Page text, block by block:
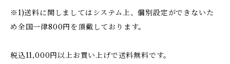
※1)送料に関しましてはシステム上、個別設定ができないた
め全国一律800円を頂戴しております。
税込11,000円以上お買い上げで送料無料です。